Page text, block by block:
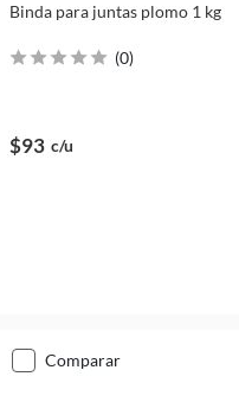
Binda para juntas plomo 1 kg
(0)
$93 c/u
comparar